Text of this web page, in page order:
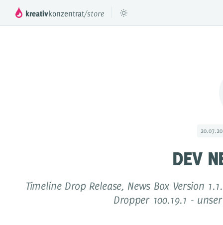
kreativkonzentrat/store
Referenzen
DEV
Timeline Drop Release, News Box Version
Dropper 100.19.1 -